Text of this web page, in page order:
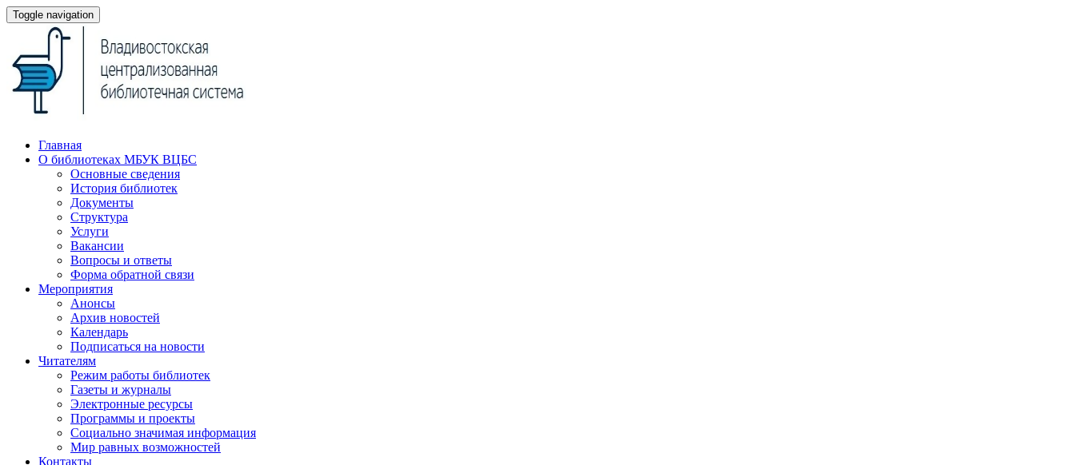
Toggle navigation
Главная
О библиотеках МБУК ВЦБС
Основные сведения
История библиотек
Документы
Структура
Услуги
Вакансии
Вопросы и ответы
Форма обратной связи
Мероприятия
Анонсы
Архив новостей
Календарь
Подписаться на новости
Читателям
Режим работы библиотек
Газеты и журналы
Электронные ресурсы
Программы и проекты
Социально значимая информация
Мир равных возможностей
Контакты